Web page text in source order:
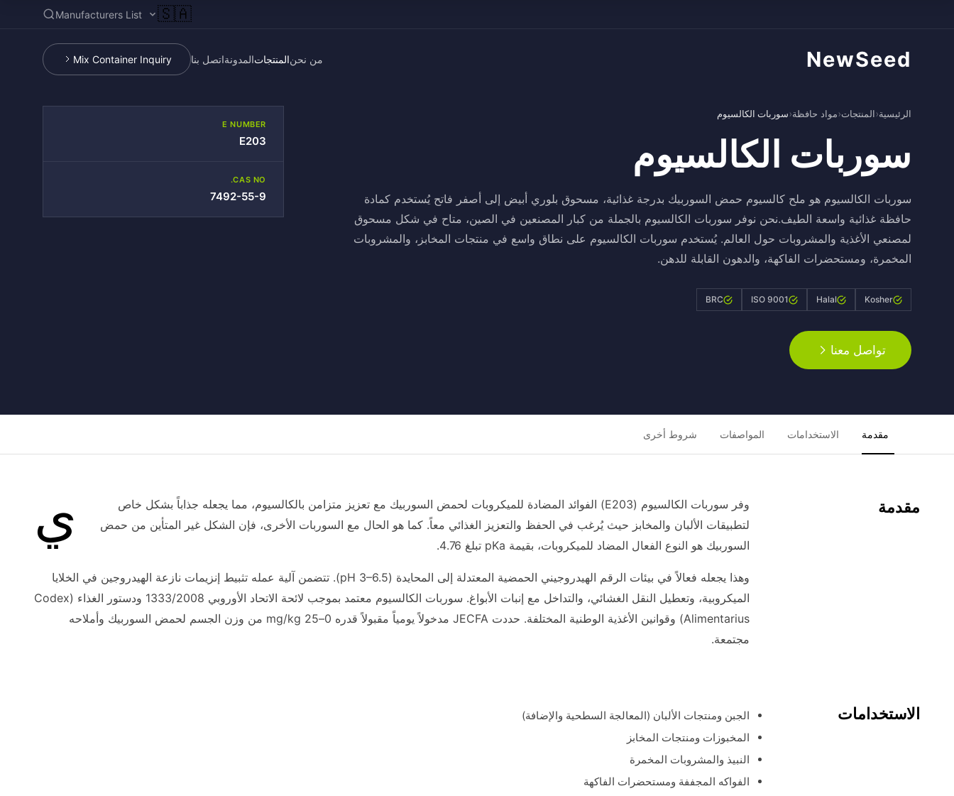
🇸🇦
Manufacturers List
NewSeed من نحنالمنتجاتالمدونةاتصل بنا Mix Container Inquiry
الرئيسية›المنتجات›مواد حافظة›سوربات الكالسيوم
سوربات الكالسيوم
سوربات الكالسيوم هو ملح كالسيوم حمض السوربيك بدرجة غذائية، مسحوق بلوري أبيض إلى أصفر فاتح يُستخدم كمادة
حافظة غذائية واسعة الطيف.نحن نوفر سوربات الكالسيوم بالجملة من كبار المصنعين في الصين، متاح في شكل مسحوق
لمصنعي الأغذية والمشروبات حول العالم. يُستخدم سوربات الكالسيوم على نطاق واسع في منتجات المخابز، والمشروبات
المخمرة، ومستحضرات الفاكهة، والدهون القابلة للدهن.
Kosher
Halal
ISO 9001
BRC
تواصل معنا
E NUMBER
E203
CAS NO.
7492-55-9
مقدمة الاستخدامات المواصفات شروط أخرى
مقدمة ي
وفر سوربات الكالسيوم (E203) الفوائد المضادة للميكروبات لحمض السوربيك مع تعزيز متزامن بالكالسيوم، مما يجعله جذاباً بشكل خاص
لتطبيقات الألبان والمخابز حيث يُرغب في الحفظ والتعزيز الغذائي معاً. كما هو الحال مع السوربات الأخرى، فإن الشكل غير المتأين من حمض
السوربيك هو النوع الفعال المضاد للميكروبات، بقيمة pKa تبلغ 4.76.
وهذا يجعله فعالاً في بيئات الرقم الهيدروجيني الحمضية المعتدلة إلى المحايدة (pH 3–6.5). تتضمن آلية عمله تثبيط إنزيمات نازعة الهيدروجين في الخلايا
الميكروبية، وتعطيل النقل الغشائي، والتداخل مع إنبات الأبواغ. سوربات الكالسيوم معتمد بموجب لائحة الاتحاد الأوروبي 1333/2008 ودستور الغذاء (Codex
Alimentarius) وقوانين الأغذية الوطنية المختلفة. حددت JECFA مدخولاً يومياً مقبولاً قدره 0–25 mg/kg من وزن الجسم لحمض السوربيك وأملاحه
مجتمعة.
الاستخدامات
الجبن ومنتجات الألبان (المعالجة السطحية والإضافة)
المخبوزات ومنتجات المخابز
النبيذ والمشروبات المخمرة
الفواكه المجففة ومستحضرات الفاكهة